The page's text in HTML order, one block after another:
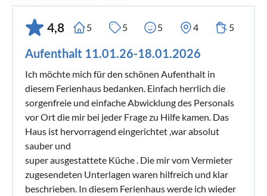
4,8 5 5 5 4 5
Aufenthalt 11.01.26-18.01.2026
Ich möchte mich für den schönen Aufenthalt in
diesem Ferienhaus bedanken. Einfach herrlich die
sorgenfreie und einfache Abwicklung des Personals
vor Ort die mir bei jeder Frage zu Hilfe kamen. Das
Haus ist hervorragend eingerichtet ,war absolut
sauber und
super ausgestattete Küche . Die mir vom Vermieter
zugesendeten Unterlagen waren hilfreich und klar
beschrieben. In diesem Ferienhaus werde ich wieder